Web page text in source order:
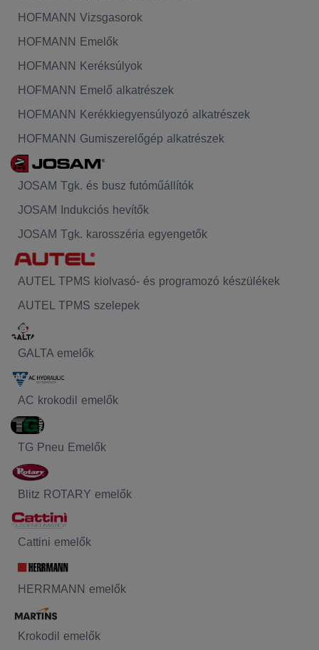
HOFMANN Vizsgasorok
HOFMANN Emelők
HOFMANN Keréksúlyok
HOFMANN Emelő alkatrészek
HOFMANN Kerékkiegyensúlyozó alkatrészek
HOFMANN Gumiszerelőgép alkatrészek
JOSAM Tgk. és busz futóműállítók
JOSAM Indukciós hevítők
JOSAM Tgk. karosszéria egyengetők
AUTEL TPMS kiolvasó- és programozó készülékek
AUTEL TPMS szelepek
GALTA emelők
AC krokodil emelők
TG Pneu Emelők
Blitz ROTARY emelők
Cattini emelők
HERRMANN emelők
Krokodil emelők